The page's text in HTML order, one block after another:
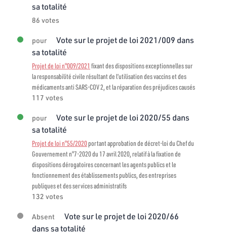
sa totalité
86 votes
pour
Vote sur le projet de loi 2021/009 dans
sa totalité
Projet de loi n°009/2021 fixant des dispositions exceptionnelles sur
la responsabilité civile résultant de l’utilisation des vaccins et des
médicaments anti SARS-COV 2, et la réparation des préjudices causés
117 votes
pour
Vote sur le projet de loi 2020/55 dans
sa totalité
Projet de loi n°55/2020portant approbation de décret-loi du Chef du
Gouvernement n°7-2020 du 17 avril 2020, relatif à la fixation de
dispositions dérogatoires concernant les agents publics et le
fonctionnement des établissements publics, des entreprises
publiques et des services administratifs
132 votes
Absent
Vote sur le projet de loi 2020/66
dans sa totalité